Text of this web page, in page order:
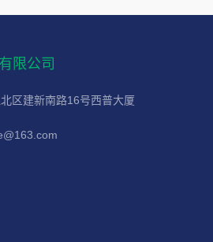
限公司
区建新南路16号西普大厦